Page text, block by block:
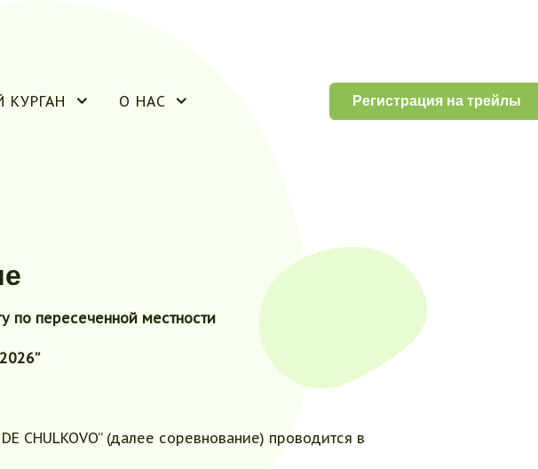
КУРГАН О НАС Регистрация на трейлы
по пересеченной местности
”
CHULKOVO” (далее соревнование) проводится в